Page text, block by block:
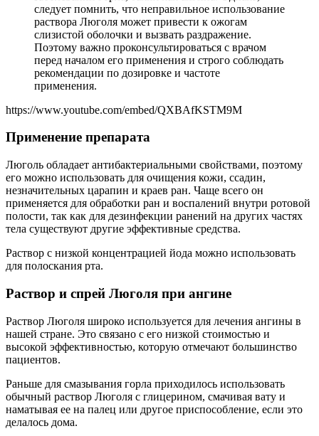
следует помнить, что неправильное использование
раствора Люголя может привести к ожогам
слизистой оболочки и вызвать раздражение.
Поэтому важно проконсультироваться с врачом
перед началом его применения и строго соблюдать
рекомендации по дозировке и частоте
применения.
https://www.youtube.com/embed/QXBAfKSTM9M
Применение препарата
Люголь обладает антибактериальными свойствами, поэтому
его можно использовать для очищения кожи, ссадин,
незначительных царапин и краев ран. Чаще всего он
применяется для обработки ран и воспалений внутри ротовой
полости, так как для дезинфекции ранений на других частях
тела существуют другие эффективные средства.
Раствор с низкой концентрацией йода можно использовать
для полоскания рта.
Раствор и спрей Люголя при ангине
Раствор Люголя широко используется для лечения ангины в
нашей стране. Это связано с его низкой стоимостью и
высокой эффективностью, которую отмечают большинство
пациентов.
Раньше для смазывания горла приходилось использовать
обычный раствор Люголя с глицерином, смачивая вату и
наматывая ее на палец или другое приспособление, если это
делалось дома.